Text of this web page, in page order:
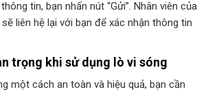
tin, bạn nhấn nút “Gửi”. Nhân viên của
sẽ liên hệ lại với bạn để xác nhận thông tin
trọng khi sử dụng lò vi sóng
một cách an toàn và hiệu quả, bạn cần